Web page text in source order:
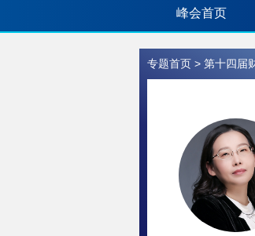
峰会首页
专题首页 > 第十四届